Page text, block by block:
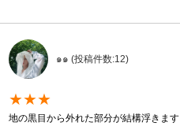
๑๑ (投稿件数:12)
★★★
地の黒目から外れた部分が結構浮きます